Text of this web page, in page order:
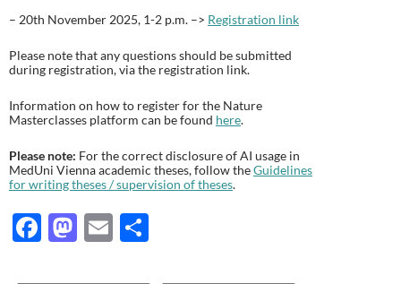
– 20th November 2025, 1-2 p.m. –> Registration link
Please note that any questions should be submitted
during registration, via the registration link.
Information on how to register for the Nature
Masterclasses platform can be found here.
Please note: For the correct disclosure of AI usage in
MedUni Vienna academic theses, follow theGuidelines
for writing theses / supervision of theses.
F
M E